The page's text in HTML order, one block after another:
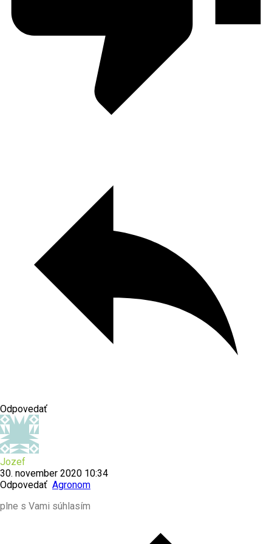
Odpovedať
Jozef
30. november 2020 10:34
Odpovedať Agronom
plne s Vami súhlasím